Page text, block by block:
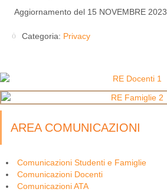
Aggiornamento del 15 NOVEMBRE 2023
Categoria: Privacy
AREA COMUNICAZIONI
Comunicazioni Studenti e Famiglie
Comunicazioni Docenti
Comunicazioni ATA